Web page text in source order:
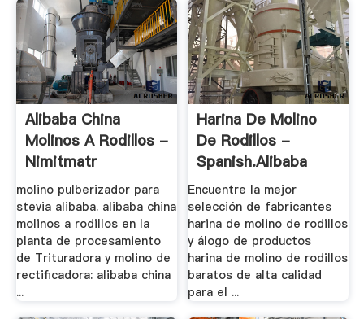
Alibaba China
Molinos A Rodillos -
Nimitmatr
molino pulberizador para
stevia alibaba. alibaba china
molinos a rodillos en la
planta de procesamiento
de Trituradora y molino de
rectificadora: alibaba china
...
Harina De Molino
De Rodillos -
Spanish.alibaba
Encuentre la mejor
selección de fabricantes
harina de molino de rodillos
y álogo de productos
harina de molino de rodillos
baratos de alta calidad
para el ...